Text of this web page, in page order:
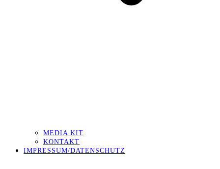
MEDIA KIT
KONTAKT
IMPRESSUM/DATENSCHUTZ